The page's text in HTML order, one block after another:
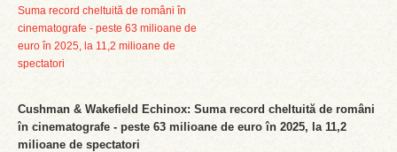
Cushman & Wakefield Echinox: Suma record cheltuită de români
în cinematografe - peste 63 milioane de euro în 2025, la 11,2
milioane de spectatori